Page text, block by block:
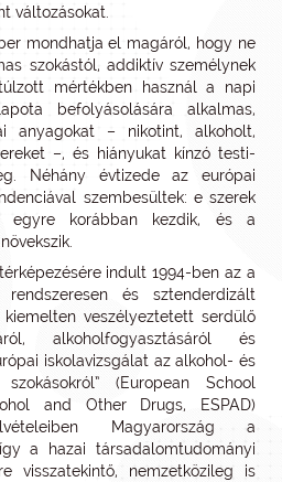
változásokat.
mondhatja el magáról, hogy ne
szokástól, addiktív személynek
mértékben használ a napi
befolyásolására alkalmas,
anyagokat – nikotint, alkoholt,
–, és hiányukat kínzó testi-
Néhány évtizede az európai
szembesültek: e szerek
egyre korábban kezdik, és a
indult 1994-ben az a
és sztenderdizált
veszélyeztetett serdülő
alkoholfogyasztásáról és
iskolavizsgálat az alkohol- és
(European School
and Other Drugs, ESPAD)
Magyarország a
a hazai társadalomtudományi
visszatekintő, nemzetközileg is